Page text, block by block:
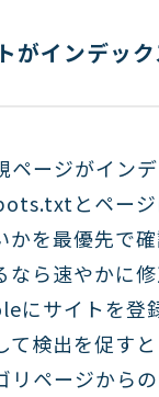
がインデッ
ページがイン
とペー
かを最優先で
なら速やかに
にサイトを登
て検出を促す
リページから